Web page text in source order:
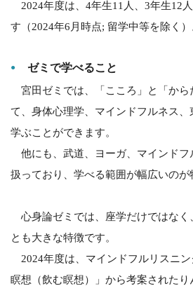
2024年度は、4年生11人、3年生12
す（2024年6月時点; 留学中等を除く）
ゼミで学べること
宮田ゼミでは、「こころ」と「から
て、身体心理学、マインドフルネス、
学ぶことができます。
他にも、武道、ヨーガ、マインドフ
扱っており、学べる範囲が幅広いのが
心身論ゼミでは、座学だけではなく
とも大きな特徴です。
2024年度は、マインドフルリスニン
瞑想（飲む瞑想）」から考案された